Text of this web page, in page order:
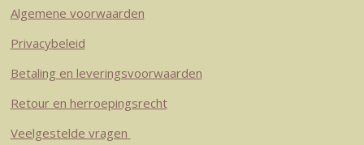
Algemene voorwaarden
Privacybeleid
Betaling en leveringsvoorwaarden
Retour en herroepingsrecht
Veelgestelde vragen